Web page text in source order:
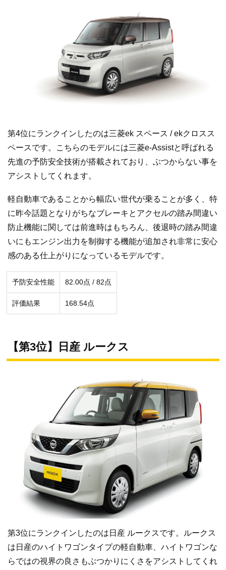
第4位にランクインしたのは三菱ek スペース / ekクロスス
ペースです。こちらのモデルには三菱e-Assistと呼ばれる
先進の予防安全技術が搭載されており、ぶつからない事を
アシストしてくれます。
軽自動車であることから幅広い世代が乗ることが多く、特
に昨今話題となりがちなブレーキとアクセルの踏み間違い
防止機能に関しては前進時はもちろん、後退時の踏み間違
いにもエンジン出力を制御する機能が追加され非常に安心
感のある仕上がりになっているモデルです。
予防安全性能 82.00点 / 82点
評価結果 168.54点
【第3位】日産 ルークス
第3位にランクインしたのは日産 ルークスです。ルークス
は日産のハイトワゴンタイプの軽自動車、ハイトワゴンな
らではの視界の良さもぶつかりにくさをアシストしてくれ